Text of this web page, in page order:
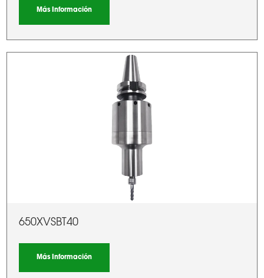
Más Información
650XVSBT40
Más Información